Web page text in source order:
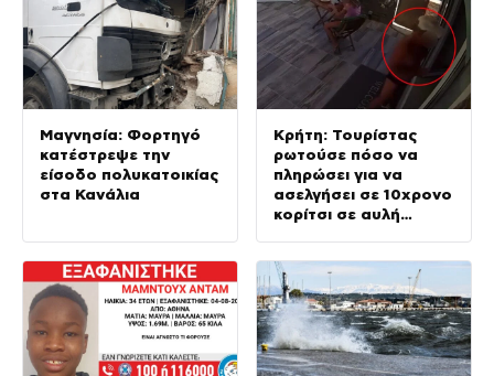
Μαγνησία: Φορτηγό
κατέστρεψε την
είσοδο πολυκατοικίας
στα Κανάλια
Κρήτη: Τουρίστας
ρωτούσε πόσο να
πληρώσει για να
ασελγήσει σε 10χρονο
κορίτσι σε αυλή